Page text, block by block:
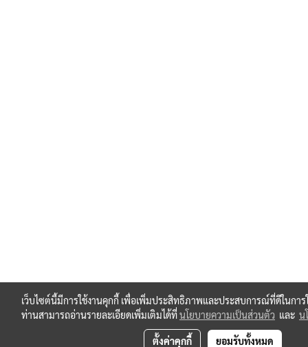
เว็บไซต์นี้มีการใช้งานคุกกี้ เพื่อเพิ่มประสิทธิภาพและประสบการณ์ที่ดีในการ
ท่านสามารถอ่านรายละเอียดเพิ่มเติมได้ที่นโยบายความเป็นส่วนตัว และ น
ตั้งค่าคุกกี้ ยอมรับทั้งหมด